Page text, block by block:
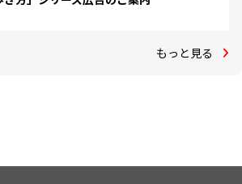
もっと見る